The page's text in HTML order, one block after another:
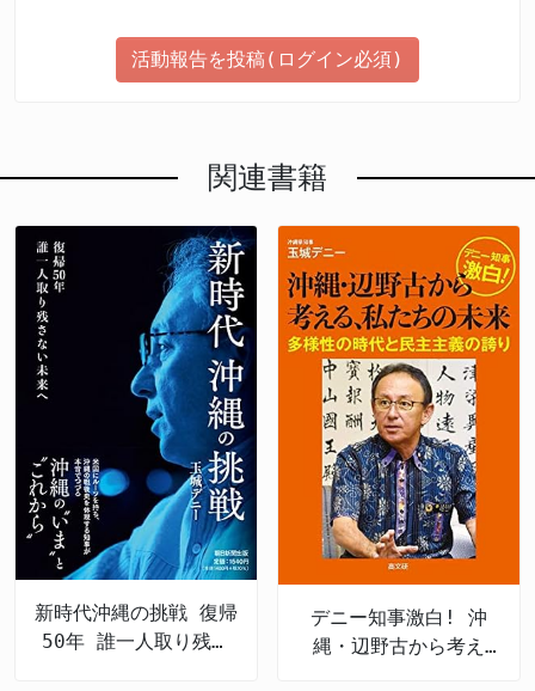
活動報告を投稿(ログイン必須)
関連書籍
新時代沖縄の挑戦 復帰
50年 誰一人取り残さ
デニー知事激白! 沖
縄・辺野古から考え